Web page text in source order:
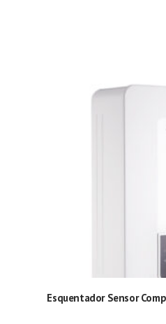
Esquentador Sensor